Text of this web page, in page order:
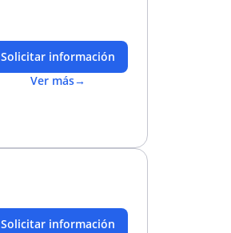
Solicitar información
Ver más→
Solicitar información